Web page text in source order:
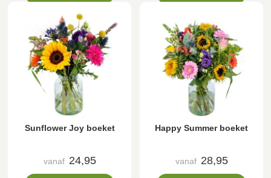
Sunflower Joy boeket
vanaf 24,95
Happy Summer boeket
vanaf 28,95